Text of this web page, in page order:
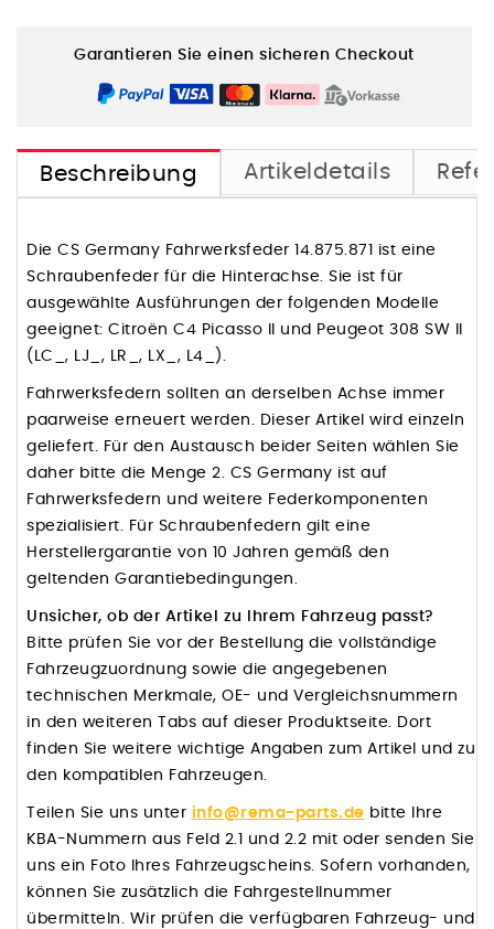
Garantieren Sie einen sicheren Checkout
Beschreibung Artikeldetails
Die CS Germany Fahrwerksfeder 14.875.871 ist eine
Schraubenfeder für die Hinterachse. Sie ist für
ausgewählte Ausführungen der folgenden Modelle
geeignet: Citroën C4 Picasso II und Peugeot 308 SW II
(LC_, LJ_, LR_, LX_, L4_).
Fahrwerksfedern sollten an derselben Achse immer
paarweise erneuert werden. Dieser Artikel wird einzeln
geliefert. Für den Austausch beider Seiten wählen Sie
daher bitte die Menge 2. CS Germany ist auf
Fahrwerksfedern und weitere Federkomponenten
spezialisiert. Für Schraubenfedern gilt eine
Herstellergarantie von 10 Jahren gemäß den
geltenden Garantiebedingungen.
Unsicher, ob der Artikel zu Ihrem Fahrzeug passt?
Bitte prüfen Sie vor der Bestellung die vollständige
Fahrzeugzuordnung sowie die angegebenen
technischen Merkmale, OE- und Vergleichsnummern
in den weiteren Tabs auf dieser Produktseite. Dort
finden Sie weitere wichtige Angaben zum Artikel und zu
den kompatiblen Fahrzeugen.
Teilen Sie uns unter info@rema-parts.de bitte Ihre
KBA-Nummern aus Feld 2.1 und 2.2 mit oder senden Sie
uns ein Foto Ihres Fahrzeugscheins. Sofern vorhanden,
können Sie zusätzlich die Fahrgestellnummer
übermitteln. Wir prüfen die verfügbaren Fahrzeug- und